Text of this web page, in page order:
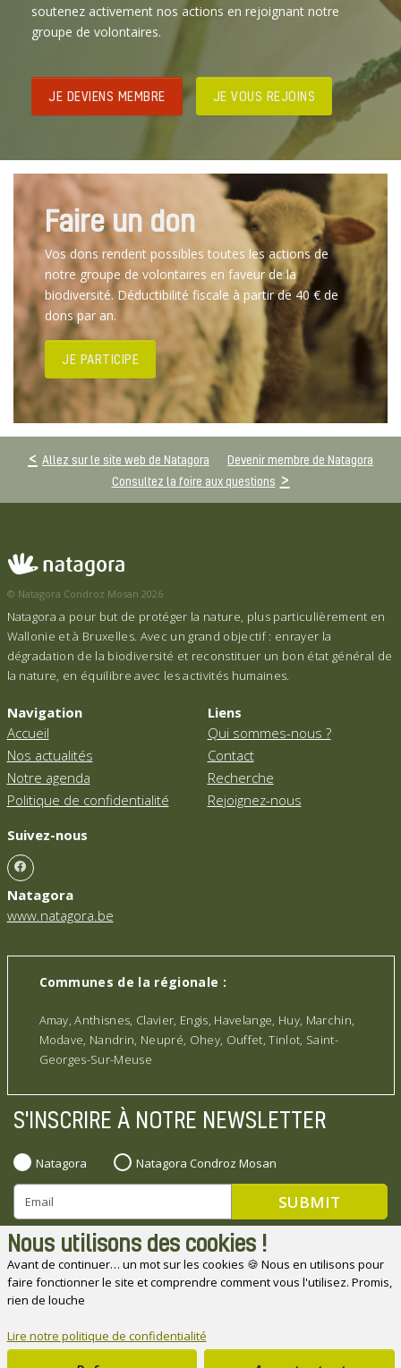
Nous utilisons des cookies !
Avant de continuer… un mot sur les cookies 🍪 Nous en utilisons pour
faire fonctionner le site et comprendre comment vous l'utilisez. Promis,
rien de louche
Lire notre politique de confidentialité
soutenez activement nos actions en rejoignant notre
groupe de volontaires.
JE DEVIENS MEMBRE JE VOUS REJOINS
Faire un don
Vos dons rendent possibles toutes les actions de
notre groupe de volontaires en faveur de la
biodiversité. Déductibilité fiscale à partir de 40 € de
dons par an.
JE PARTICIPE
Allez sur le site web de Natagora
Devenir membre de Natagora
Consultez la foire aux questions
© Natagora Condroz Mosan 2026
Natagora a pour but de protéger la nature, plus particulièrement en
Wallonie et à Bruxelles. Avec un grand objectif : enrayer la
dégradation de la biodiversité et reconstituer un bon état général de
la nature, en équilibre avec les activités humaines.
Navigation
Accueil
Nos actualités
Notre agenda
Politique de confidentialité
Liens
Qui sommes-nous ?
Contact
Recherche
Rejoignez-nous
Suivez-nous
Natagora
www.natagora.be
Communes de la régionale :
Amay, Anthisnes, Clavier, Engis, Havelange, Huy, Marchin,
Modave, Nandrin, Neupré, Ohey, Ouffet, Tinlot, Saint-
Georges-Sur-Meuse
S'INSCRIRE À NOTRE NEWSLETTER
Natagora Natagora Condroz Mosan
Natagora souhaite remercier ses partenaires